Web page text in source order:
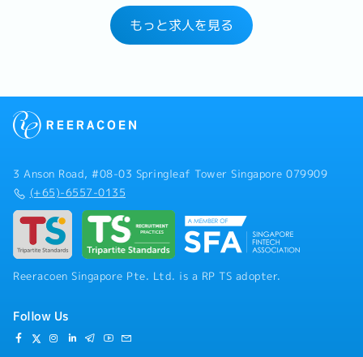
もっと求人を見る
3 Anson Road, #08-03 Springleaf Tower Singapore 079909
(+65)-6557-0135
Reeracoen Singapore Pte. Ltd. is a RP TS adopter.
Follow Us